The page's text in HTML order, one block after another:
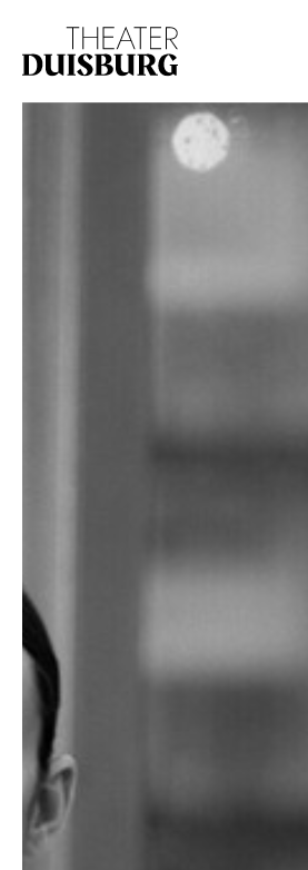
Zur Hauptnavigation springen
Zum Footer springen